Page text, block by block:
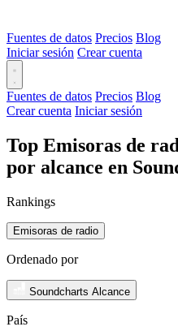
Fuentes de datos Precios Blog
Iniciar sesión Crear cuenta
Fuentes de datos Precios Blog
Crear cuenta Iniciar sesión
Top Emisoras de
por alcance en
Rankings
Emisoras de radio
Ordenado por
Soundcharts Alcance
País